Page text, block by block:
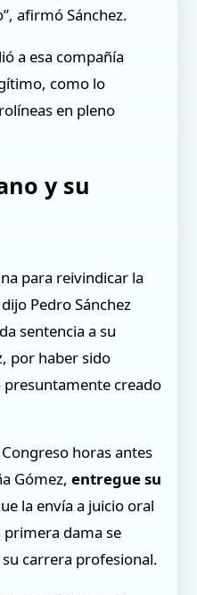
afirmó Sánchez.
a esa compañía
como lo
en pleno
y su
para reivindicar la
Pedro Sánchez
sentencia a su
por haber sido
creado
horas antes
Gómez,entregue su
la envía a juicio oral
primera dama se
carrera profesional.